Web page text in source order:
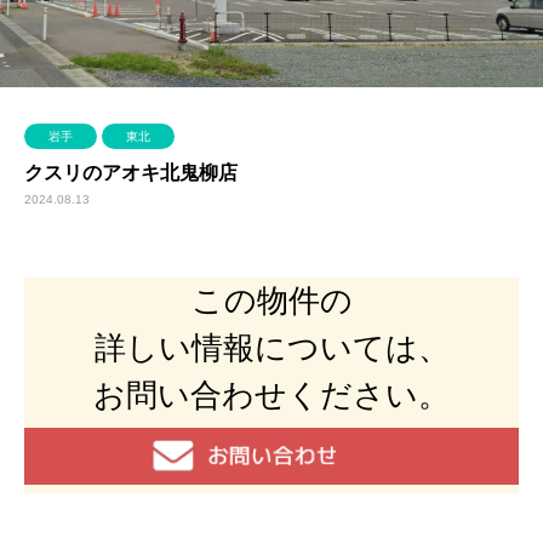
岩手 東北
クスリのアオキ北鬼柳店
2024.08.13
この物件の
詳しい情報については、
お問い合わせください。